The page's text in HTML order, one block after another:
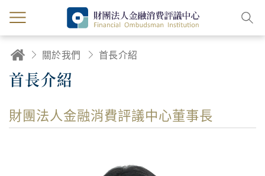
關於我們 首長介紹
首長介紹
財團法人金融消費評議中心董事長